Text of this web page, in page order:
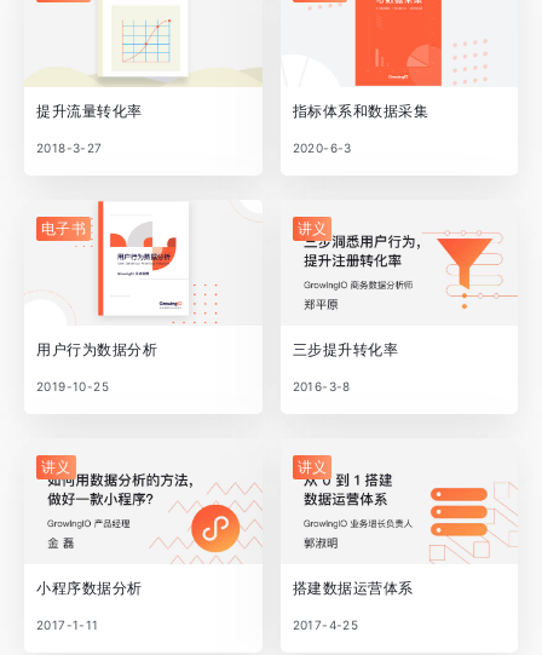
提升流量转化率
2018-3-27
指标体系和数据采集
2020-6-3
电子书
用户行为数据分析
2019-10-25
讲义
三步提升转化率
2016-3-8
讲义
小程序数据分析
2017-1-11
讲义
搭建数据运营体系
2017-4-25